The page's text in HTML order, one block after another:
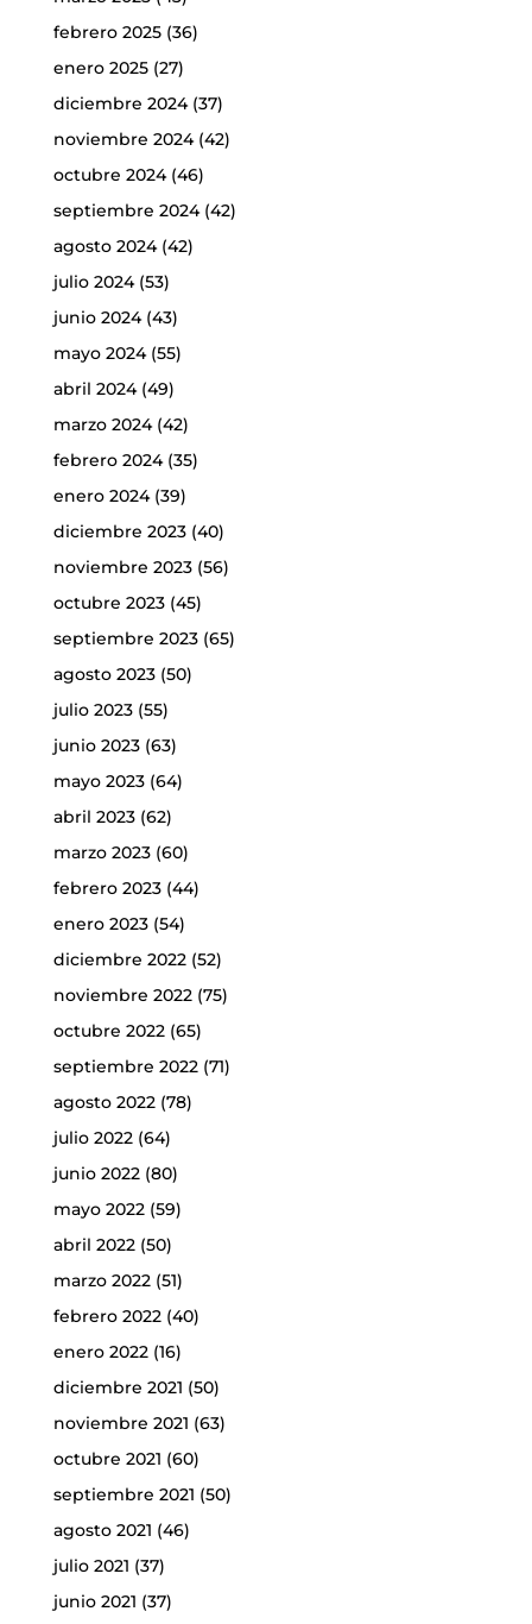
febrero 2025(36)
enero 2025(27)
diciembre 2024(37)
noviembre 2024(42)
octubre 2024(46)
septiembre 2024(42)
agosto 2024(42)
julio 2024(53)
junio 2024(43)
mayo 2024(55)
abril 2024(49)
marzo 2024(42)
febrero 2024(35)
enero 2024(39)
diciembre 2023(40)
noviembre 2023(56)
octubre 2023(45)
septiembre 2023(65)
agosto 2023(50)
julio 2023(55)
junio 2023(63)
mayo 2023(64)
abril 2023(62)
marzo 2023(60)
febrero 2023(44)
enero 2023(54)
diciembre 2022(52)
noviembre 2022(75)
octubre 2022(65)
septiembre 2022(71)
agosto 2022(78)
julio 2022(64)
junio 2022(80)
mayo 2022(59)
abril 2022(50)
marzo 2022(51)
febrero 2022(40)
enero 2022(16)
diciembre 2021 (50)
noviembre 2021 (63)
octubre 2021 (60)
septiembre 2021 (50)
agosto 2021 (46)
julio 2021 (37)
junio 2021 (37)